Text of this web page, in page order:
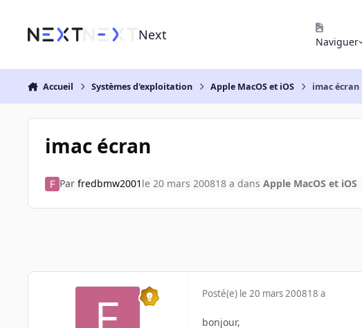
Next Naviguer
Accueil Systèmes d'exploitation Apple MacOS et iOS imac écran
imac écran
Par fredbmw2001 le 20 mars 200818 a dans Apple MacOS et iOS
Posté(e) le 20 mars 200818 a
bonjour,